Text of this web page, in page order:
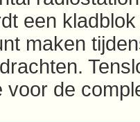
een
maken
voor de